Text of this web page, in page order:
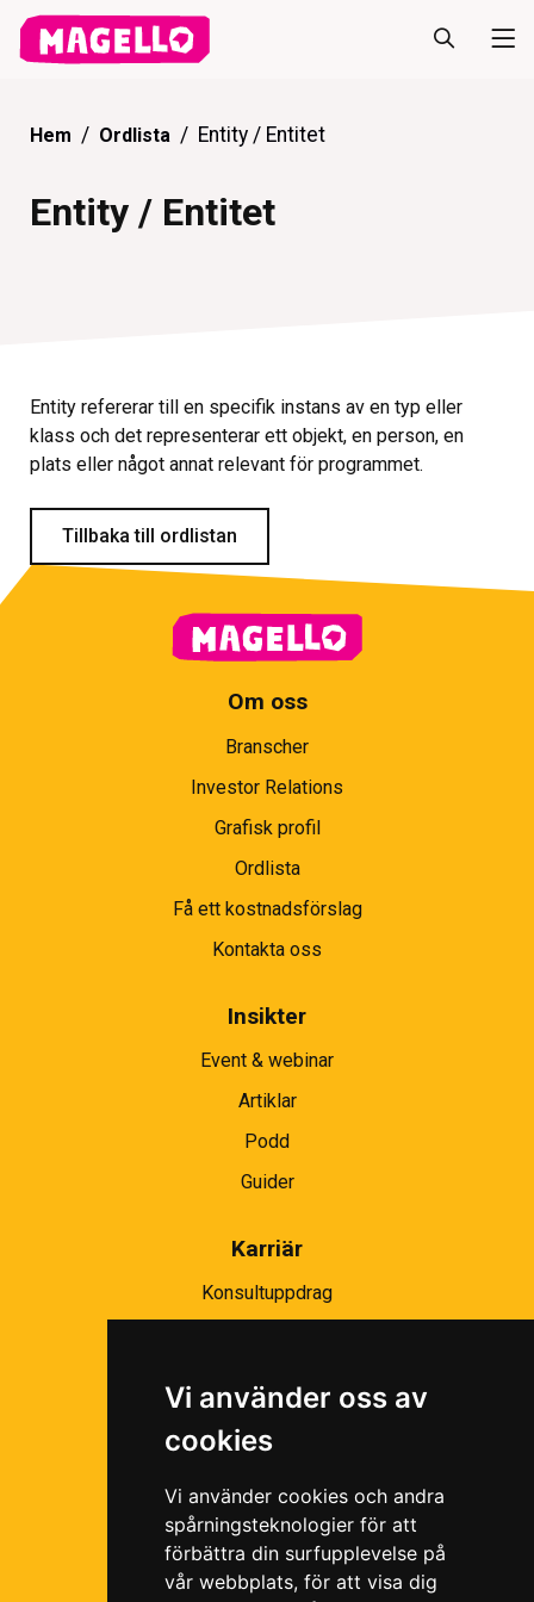
Vi använder oss av
cookies
Vi använder cookies och andra
spårningsteknologier för att
förbättra din surfupplevelse på
vår webbplats, för att visa dig
Hem Ordlista Entity / Entitet
Entity / Entitet
Entity refererar till en specifik instans av en typ eller
klass och det representerar ett objekt, en person, en
plats eller något annat relevant för programmet.
Tillbaka till ordlistan
Om oss
Branscher
Investor Relations
Grafisk profil
Ordlista
Få ett kostnadsförslag
Kontakta oss
Insikter
Event & webinar
Artiklar
Podd
Guider
Karriär
Konsultuppdrag
Ramavtal